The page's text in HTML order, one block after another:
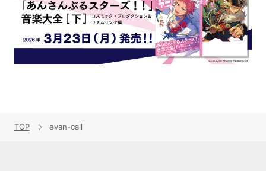
TOP evan-call